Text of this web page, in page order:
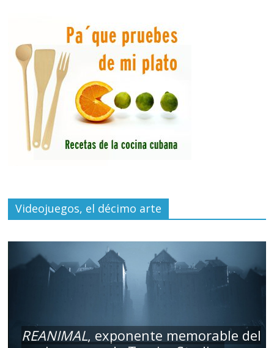
Videojuegos, el décimo arte
REANIMAL, exponente memorable del